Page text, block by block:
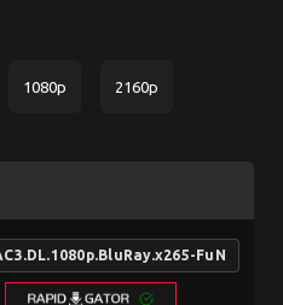
1080p 2160p
FuN